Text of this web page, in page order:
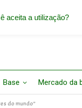
Base Mercado da
do mundo”
aceita a utilização?